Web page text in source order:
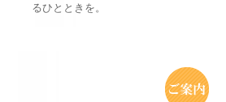
るひとときを。